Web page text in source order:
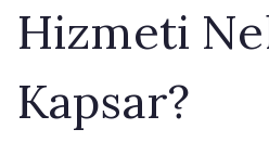
Hizmeti
Kapsar?